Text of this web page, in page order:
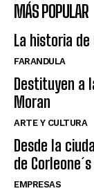
MÁS POPULAR
La historia de
FARANDULA
Destituyen a
Moran
ARTE Y CULTURA
Desde la
de
EMPRESAS